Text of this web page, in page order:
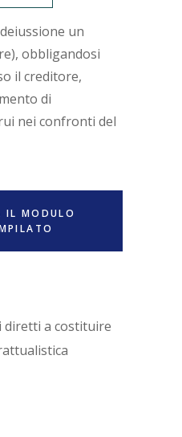
un
obbligandosi
il creditore,
di
nei confronti del
IL MODULO
diretti a costituire